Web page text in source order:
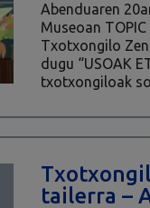
Abenduaren
Museoan
Txotxongilo
dugu “USOAK
txotxongiloak
tailerra –